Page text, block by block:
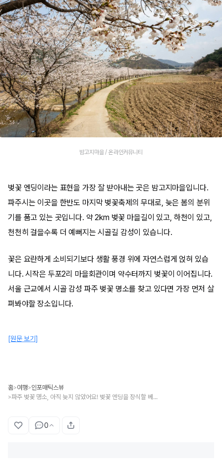
밤고지마을 / 온라인커뮤니티
벚꽃 엔딩이라는 표현을 가장 잘 받아내는 곳은 밤고지마을입니다.
파주시는 이곳을 한반도 마지막 벚꽃축제의 무대로, 늦은 봄의 분위
기를 품고 있는 곳입니다. 약 2km 벚꽃 마을길이 있고, 하천이 있고,
천천히 걸을수록 더 예뻐지는 시골길 감성이 있습니다.
꽃은 요란하게 소비되기보다 생활 풍경 위에 자연스럽게 얹혀 있습
니다. 시작은 두포2리 마을회관이며 약수터까지 벚꽃이 이어집니다.
서울 근교에서 시골 감성 파주 벚꽃 명소를 찾고 있다면 가장 먼저 살
펴봐야할 장소입니다.
[원문 보기]
홈>여행>인포매틱스뷰
> 파주 벚꽃 명소, 아직 늦지 않았어요! 벚꽃 엔딩을 장식할 베스트 5
0